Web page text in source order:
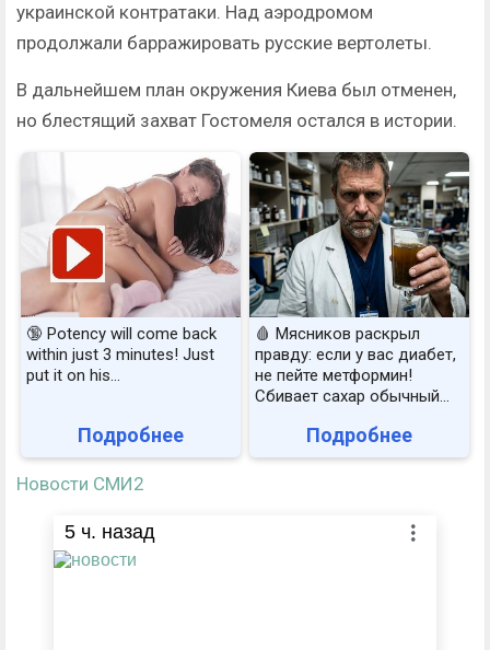
украинской контратаки. Над аэродромом
продолжали барражировать русские вертолеты.
В дальнейшем план окружения Киева был отменен,
но блестящий захват Гостомеля остался в истории.
🔞 Potency will come back
within just 3 minutes! Just
put it on his…
Подробнее
🩸 Мясников раскрыл
правду: если у вас диабет,
не пейте метформин!
Сбивает сахар обычный...
Подробнее
Новости СМИ2
5 ч. назад